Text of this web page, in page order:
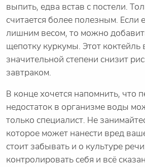
выпить, едва встав с постели.
считается более полезным. Если
лишним весом, то можно
щепотку куркумы. Этот коктейль
значительной степени снизит
завтраком.
В конце хочется напомнить, что
недостаток в организме воды
только специалист. Не
которое может нанести вред
стоит забывать и о культуре
контролировать себя и всё